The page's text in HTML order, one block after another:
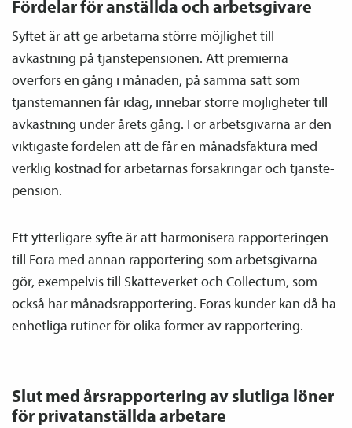
Fördelar för anställda och arbetsgivare
Syftet är att ge arbetarna större möjlighet till
avkastning på tjänste­­pensionen. Att premierna
överförs en gång i månaden, på samma sätt som
tjänste­männen får idag, innebär större möjligheter till
avkastning under årets gång. För arbetsgivarna är den
viktigaste fördelen att de får en månadsfaktura med
verklig kostnad för arbetarnas försäkringar och tjänste­
pension.
Ett ytterligare syfte är att harmonisera rapporteringen
till Fora med annan rapportering som arbetsgivarna
gör, exempelvis till Skatteverket och Collectum, som
också har månads­rapportering. Foras kunder kan då ha
enhetliga rutiner för olika former av rapportering.
Slut med årsrapportering av slutliga löner
för privatanställda arbetare